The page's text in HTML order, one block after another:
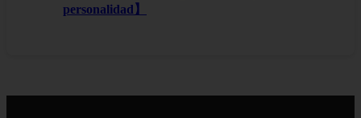
personalidad】